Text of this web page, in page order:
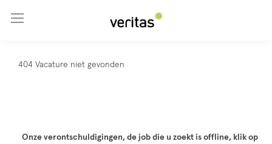
404 Vacature niet gevonden
Onze verontschuldigingen, de job die u zoekt is offline, klik op